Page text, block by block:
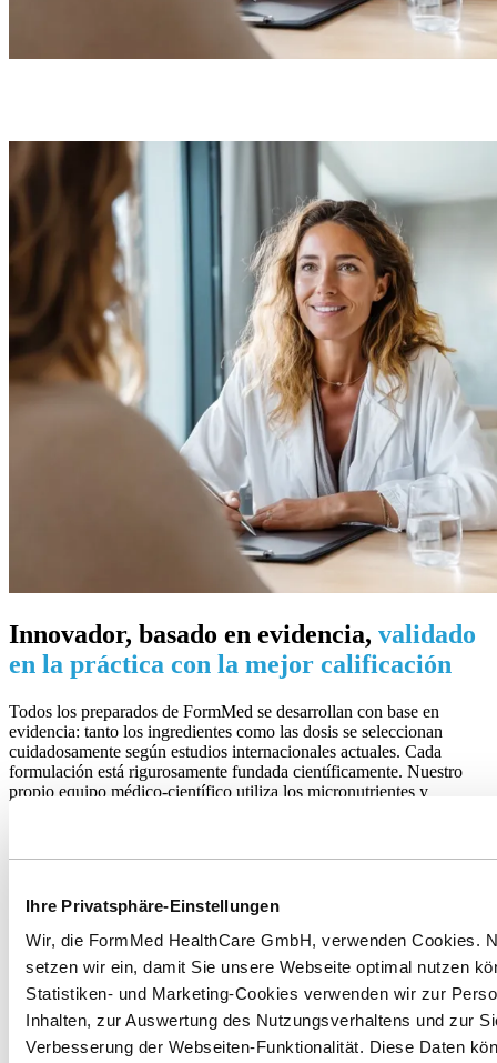
Ihre Privatsphäre-Einstellungen
Wir, die FormMed HealthCare GmbH, verwenden Cookies.
setzen wir ein, damit Sie unsere Webseite optimal nutzen
Statistiken- und Marketing-Cookies verwenden wir zur
Inhalten, zur Auswertung des Nutzungsverhaltens und zur
Verbesserung der Webseiten-Funktionalität. Diese Daten
Innovador, basado en evidencia, validado
en la práctica con la mejor calificación
Todos los preparados de FormMed se desarrollan con base en
evidencia: tanto los ingredientes como las dosis se seleccionan
cuidadosamente según estudios internacionales actuales. Cada
formulación está rigurosamente fundada científicamente. Nuestro
propio equipo médico-científico utiliza los micronutrientes y
médicos y otros terapeutas analizan los preparados de FormMed que
evaluándolos en cuanto a eficacia, tolerabilidad y aceptación de la
forma de dosificación. La evaluación se realiza según un sistema de
calificación de 1 a 6. El resultado habla por sí mismo: más de 1
millón de evaluaciones terapéuticas resultan en una calificación
promedio de 1,1.